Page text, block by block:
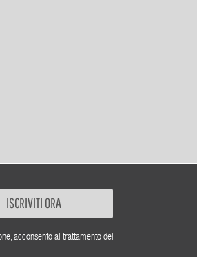
ISCRIVITI ORA
acconsento al trattamento dei